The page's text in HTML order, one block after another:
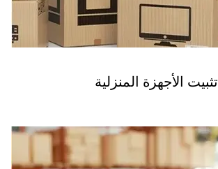
تثبيت الأجهزة المنزلية